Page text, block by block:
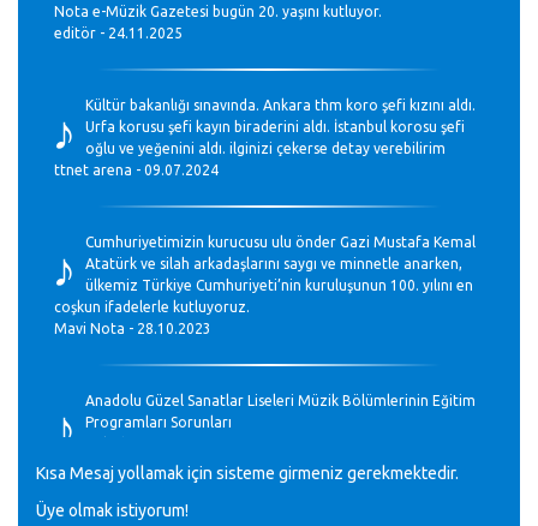
Nota e-Müzik Gazetesi bugün 20. yaşını kutluyor.
editör - 24.11.2025
♪
Kültür bakanlığı sınavında. Ankara thm koro şefi kızını aldı.
Urfa korusu şefi kayın biraderini aldı. İstanbul korosu şefi
oğlu ve yeğenini aldı. ilginizi çekerse detay verebilirim
ttnet arena - 09.07.2024
♪
Cumhuriyetimizin kurucusu ulu önder Gazi Mustafa Kemal
Atatürk ve silah arkadaşlarını saygı ve minnetle anarken,
ülkemiz Türkiye Cumhuriyeti’nin kuruluşunun 100. yılını en
coşkun ifadelerle kutluyoruz.
Mavi Nota - 28.10.2023
♪
Anadolu Güzel Sanatlar Liseleri Müzik Bölümlerinin Eğitim
Programları Sorunları
GEÇMİŞ OLSUN TÜRKİYE!
Kısa Mesaj yollamak için sisteme girmeniz gerekmektedir.
Üye olmak istiyorum!